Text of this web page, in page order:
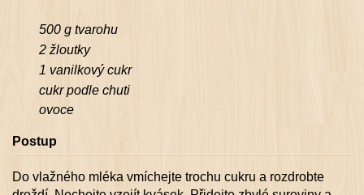
500 g tvarohu
2 žloutky
1 vanilkový cukr
cukr podle chuti
ovoce
Postup
Do vlažného mléka vmíchejte trochu cukru a rozdrobte